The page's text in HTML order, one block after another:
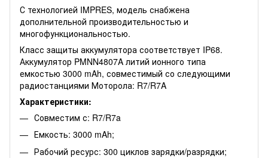
С технологией IMPRES, модель снабжена
дополнительной производительностью и
многофункциональностью.
Класс защиты аккумулятора соответствует IP68.
Аккумулятор PMNN4807A литий ионного типа
емкостью 3000 mAh, совместимый со следующими
радиостанциями Моторола: R7/R7A
Характеристики:
Совместим с: R7/R7a
Емкость: 3000 mAh;
Рабочий ресурс: 300 циклов зарядки/разрядки;